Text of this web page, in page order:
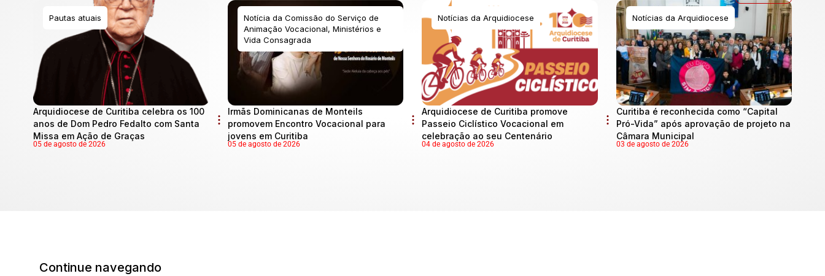
Pautas atuais
Arquidiocese de Curitiba celebra os 100
anos de Dom Pedro Fedalto com Santa
Missa em Ação de Graças
05 de agosto de 2026
Notícia da Comissão do Serviço de
Animação Vocacional, Ministérios e
Vida Consagrada
Irmãs Dominicanas de Monteils
promovem Encontro Vocacional para
jovens em Curitiba
05 de agosto de 2026
Notícias da Arquidiocese
Arquidiocese de Curitiba promove
Passeio Ciclístico Vocacional em
celebração ao seu Centenário
04 de agosto de 2026
Notícias da Arquidiocese
Curitiba é reconhecida como “Capital
Pró-Vida” após aprovação de projeto na
Câmara Municipal
03 de agosto de 2026
Continue navegando